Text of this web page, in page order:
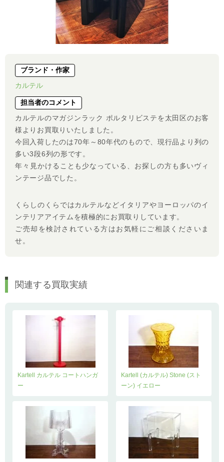
ブランド・作家
カルテル
担当者のコメント
カルテルのマガジンラック ポルタリビステを太田区のお客
様よりお買取りいたしました。
今回入荷したのは70年～80年代のもので、現行品より列の
多い3段6列の形です。
年々見かけることも少なっている、お探しの方も多いヴィ
ンテージ品でした。
くらしのくらではカルテルなどイタリアやヨーロッパのイ
ンテリアアイテムを積極的にお買取りしています。
ご売却を検討されている方はお気軽にご相談くださいま
せ。
関連する買取実績
Kartell カルテル コートハンガ
ー
Kartell (カルテル) Stone (スト
ーン) イエロー